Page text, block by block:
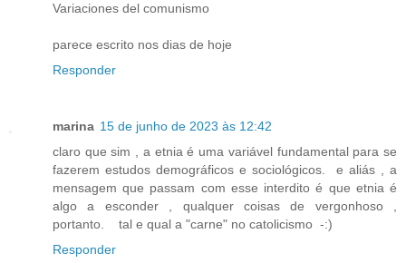
Variaciones del comunismo
parece escrito nos dias de hoje
Responder
marina 15 de junho de 2023 às 12:42
claro que sim , a etnia é uma variável fundamental para se
fazerem estudos demográficos e sociológicos. e aliás , a
mensagem que passam com esse interdito é que etnia é
algo a esconder , qualquer coisas de vergonhoso ,
portanto. tal e qual a "carne" no catolicismo -:)
Responder